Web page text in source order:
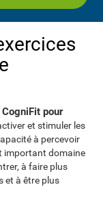
pour
et stimuler les
à percevoir
important domaine
à faire plus
et à être plus